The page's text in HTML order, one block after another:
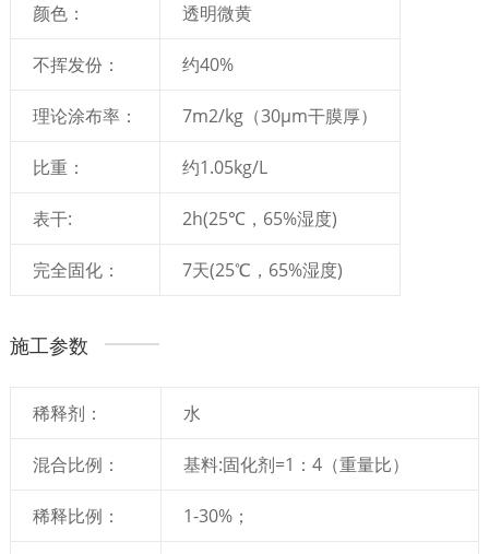
颜色： 透明微黄
不挥发份： 约40%
理论涂布率： 7m2/kg（30μm干膜厚）
比重： 约1.05kg/L
表干: 2h(25℃，65%湿度)
完全固化： 7天(25℃，65%湿度)
施工参数
稀释剂： 水
混合比例： 基料:固化剂=1：4（重量比）
稀释比例： 1-30%；